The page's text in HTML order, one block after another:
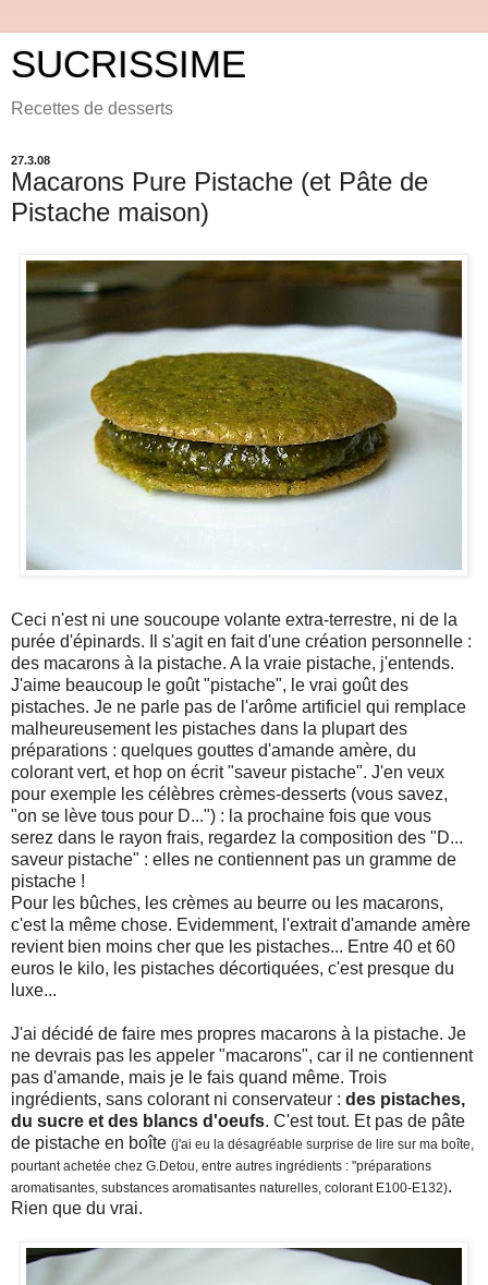
SUCRISSIME
Recettes de desserts
27.3.08
Macarons Pure Pistache (et Pâte de
Pistache maison)
Ceci n'est ni une soucoupe volante extra-terrestre, ni de la
purée d'épinards. Il s'agit en fait d'une création personnelle :
des macarons à la pistache. A la vraie pistache, j'entends.
J'aime beaucoup le goût "pistache", le vrai goût des
pistaches. Je ne parle pas de l'arôme artificiel qui remplace
malheureusement les pistaches dans la plupart des
préparations : quelques gouttes d'amande amère, du
colorant vert, et hop on écrit "saveur pistache". J'en veux
pour exemple les célèbres crèmes-desserts (vous savez,
"on se lève tous pour D...") : la prochaine fois que vous
serez dans le rayon frais, regardez la composition des "D...
saveur pistache" : elles ne contiennent pas un gramme de
pistache !
Pour les bûches, les crèmes au beurre ou les macarons,
c'est la même chose. Evidemment, l'extrait d'amande amère
revient bien moins cher que les pistaches... Entre 40 et 60
euros le kilo, les pistaches décortiquées, c'est presque du
luxe...
J'ai décidé de faire mes propres macarons à la pistache. Je
ne devrais pas les appeler "macarons", car il ne contiennent
pas d'amande, mais je le fais quand même. Trois
ingrédients, sans colorant ni conservateur : des pistaches,
du sucre et des blancs d'oeufs. C'est tout. Et pas de pâte
de pistache en boîte (j'ai eu la désagréable surprise de lire sur ma boîte,
pourtant achetée chez G.Detou, entre autres ingrédients : "préparations
aromatisantes, substances aromatisantes naturelles, colorant E100-E132).
Rien que du vrai.